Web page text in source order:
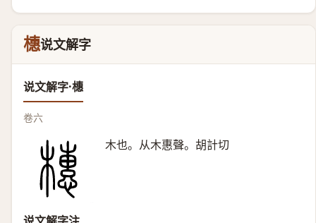
橞说文解字
说文解字·橞
卷六
木也。从木惠聲。胡計切